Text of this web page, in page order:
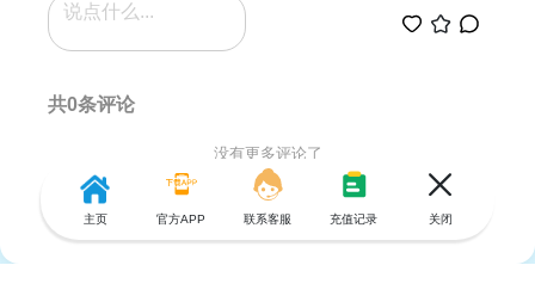
共0条评论
没有更多评论了
主页 官方APP 联系客服 充值记录 关闭